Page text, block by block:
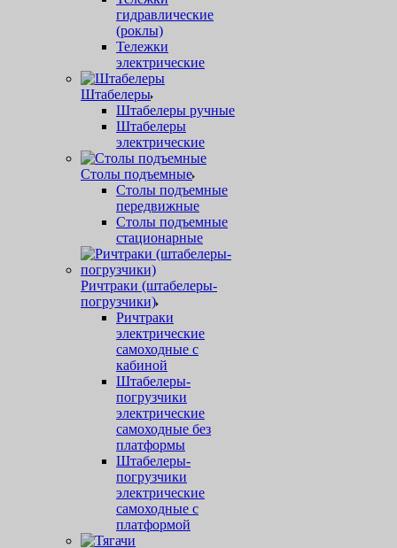
гидравлические
(роклы)
Тележки
электрические
Штабелеры
Штабелеры ручные
Штабелеры
электрические
Столы подъемные
Столы подъемные
передвижные
Столы подъемные
стационарные
Ричтраки (штабелеры-
погрузчики)
Ричтраки
электрические
самоходные с
кабиной
Штабелеры-
погрузчики
электрические
самоходные без
платформы
Штабелеры-
погрузчики
электрические
самоходные с
платформой